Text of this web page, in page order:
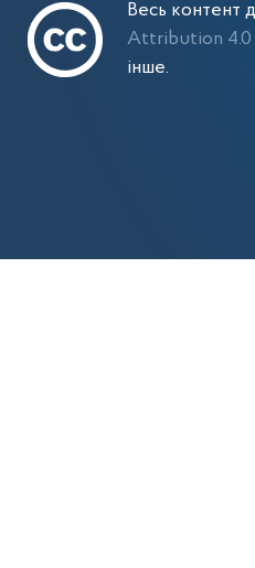
Весь контент
Attribution 4.0
інше.